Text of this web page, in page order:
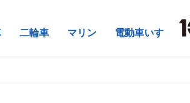
二輪車 マリン 電動車いす